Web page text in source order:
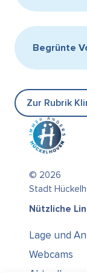
Begrünte
Zur Rubrik
© 2026
Stadt
Nützliche
Lage und
Webcams